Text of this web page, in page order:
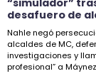
16:50
norte de
15:27
desafuero de
Nahle negó
alcaldes de MC,
investigaciones y
profesional” a